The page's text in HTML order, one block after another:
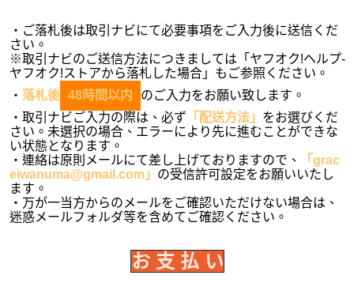
・ご落札後は取引ナビにて必要事項をご入力後に送信くだ
さい。
※取引ナビのご送信方法につきましては「ヤフオク!ヘルプ-
ヤフオク!ストアから落札した場合」もご参照ください。
・ 落札後 48時間以内
のご入力をお願い致します。
・取引ナビご入力の際は、必ず 「配送方法」 をお選びくだ
さい。未選択の場合、エラーにより先に進むことができな
い状態となります。
・連絡は原則メールにて差し上げておりますので、
「grac
eiwanuma@gmail.com」 の受信許可設定をお願いいたし
ます。
・万が一当方からのメールをご確認いただけない場合は、
迷惑メールフォルダ等を含めてご確認ください。
お 支 払 い